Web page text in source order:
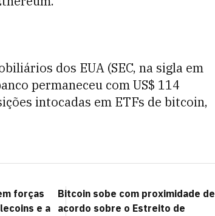
dos EUA (SEC, na sigla em
permaneceu com US$ 114
intocadas em ETFs de bitcoin,
forças
e a
Bitcoin sobe com proximidade de
acordo sobre o Estreito de